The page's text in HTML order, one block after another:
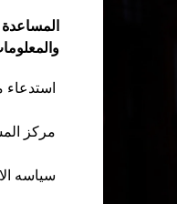
المساعدة
استدعاء
مركز
سياسه